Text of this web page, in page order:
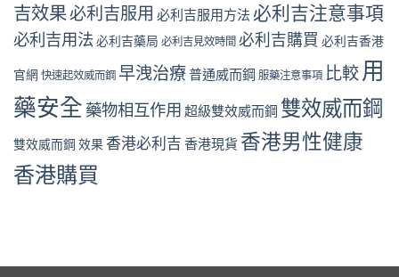
吉效果必利吉服用 必利吉服用方法 必利吉注意事項
必利吉用法必利吉藥局 必利吉見效時間 必利吉購買 必利吉香港
官網 快速起效威而鋼 早洩治療普通威而鋼 服藥注意事項 比較 用
藥安全 藥物相互作用 超級雙效威而鋼 雙效威而鋼
雙效威而鋼 效果 香港必利吉 香港現貨 香港男性健康
香港購買